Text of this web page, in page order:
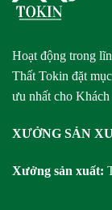
Hoạt động trong
Thất Tokin đặt
ưu nhất cho Khách
XƯỞNG SẢN
Xưởng sản xuất: